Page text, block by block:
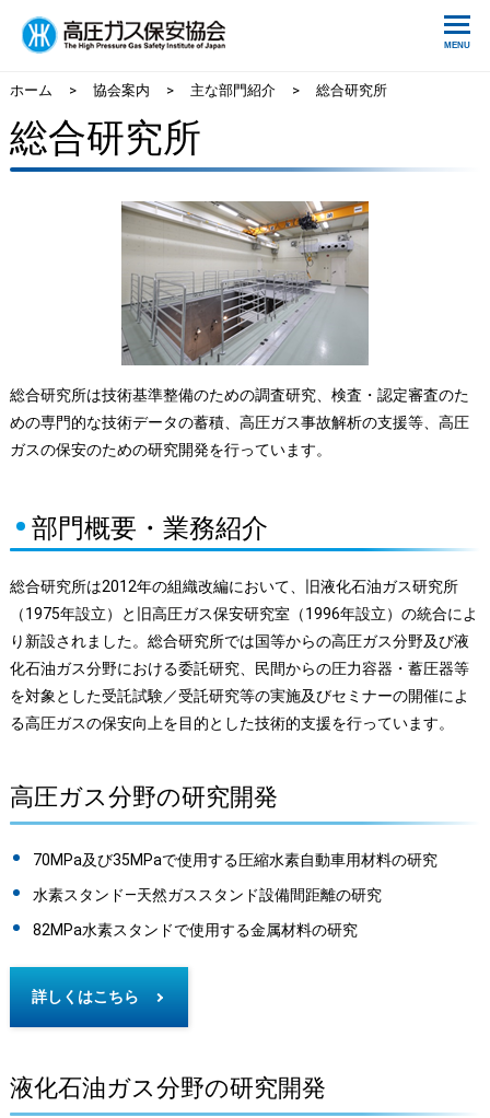
ホーム > 協会案内 > 主な部門紹介 > 総合研究所
総合研究所
総合研究所は技術基準整備のための調査研究、検査・認定審査のた
めの専門的な技術データの蓄積、高圧ガス事故解析の支援等、高圧
ガスの保安のための研究開発を行っています。
部門概要・業務紹介
総合研究所は2012年の組織改編において、旧液化石油ガス研究所
（1975年設立）と旧高圧ガス保安研究室（1996年設立）の統合によ
り新設されました。総合研究所では国等からの高圧ガス分野及び液
化石油ガス分野における委託研究、民間からの圧力容器・蓄圧器等
を対象とした受託試験／受託研究等の実施及びセミナーの開催によ
る高圧ガスの保安向上を目的とした技術的支援を行っています。
高圧ガス分野の研究開発
70MPa及び35MPaで使用する圧縮水素自動車用材料の研究
水素スタンド―天然ガススタンド設備間距離の研究
82MPa水素スタンドで使用する金属材料の研究
詳しくはこちら
液化石油ガス分野の研究開発